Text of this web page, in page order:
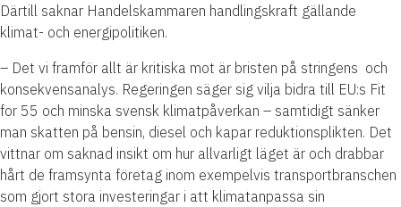
Därtill saknar Handelskammaren handlingskraft gällande
klimat- och energipolitiken.
– Det vi framför allt är kritiska mot är bristen på stringens och
konsekvensanalys. Regeringen säger sig vilja bidra till EU:s Fit
for 55 och minska svensk klimatpåverkan – samtidigt sänker
man skatten på bensin, diesel och kapar reduktionsplikten. Det
vittnar om saknad insikt om hur allvarligt läget är och drabbar
hårt de framsynta företag inom exempelvis transportbranschen
som gjort stora investeringar i att klimatanpassa sin